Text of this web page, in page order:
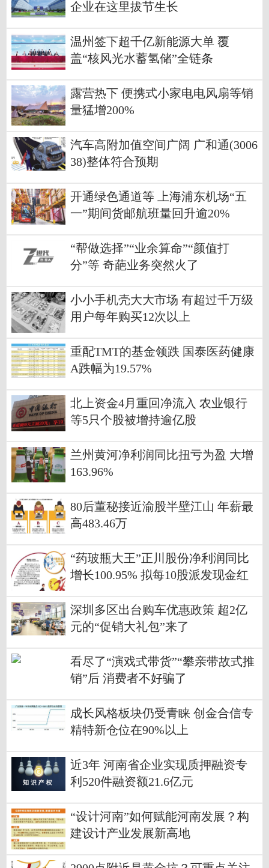
企业在这里拔节生长
温州签下超千亿新能源大单 覆
盖“核风光水蓄氢储”全链条
露营热下 便携式小家电电风扇等销
量猛增200%
汽车高附加值空间广阔 广和通(3006
38)整体符合预期
开通绿色通道等 上海浦东机场“五
一”期间货邮航班量回升逾20%
“帮做选择”“业余算命”“颜值打
分”等 奇葩业务突然火了
小小手机壳大大市场 有超过千万级
用户每年购买12次以上
重配TMT的基金领跌 国泰医药健康
A跌幅为19.57%
北上资金4月重回净流入 农业银行
等5只个股被增持逾亿股
兰州黄河净利润同比扭亏为盈 大增
163.96%
80后董秘接近渝股半壁江山 年薪最
高483.46万
“药玻瓶大王”正川股份净利润同比
增长100.95% 拟每10股派发现金红
深圳多区出台购车优惠政策 超2亿
元的“促销大礼包”来了
看尽了“演戏式带货”“攀亲带故式推
销”后 消费者不好骗了
成长风格板块仍受青睐 创金合信专
精特新仓位在90%以上
近3年 河南省企业实现质押融资专
利520件融资额21.6亿元
“设计河南”如何赋能河南发展？构
建设计产业发展新高地